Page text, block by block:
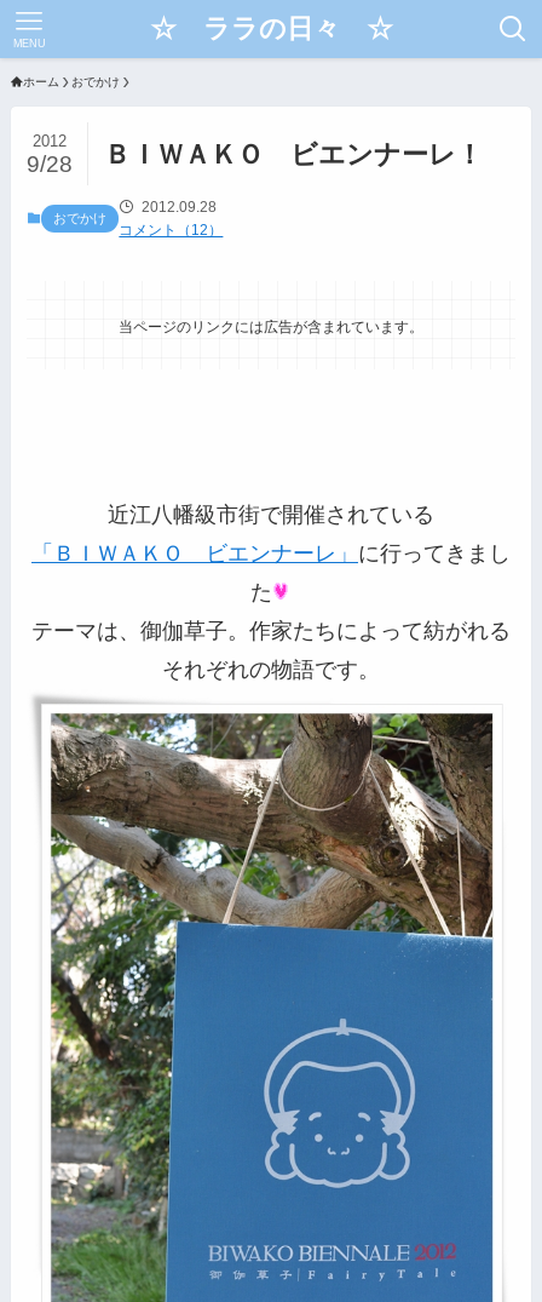
☆ ララの日々 ☆
MENU
ホーム おでかけ
ＢＩＷＡＫＯ ビエンナーレ！
2012
9/28
おでかけ
2012.09.28
コメント（12）
当ページのリンクには広告が含まれています。
近江八幡級市街で開催されている
「ＢＩＷＡＫＯ ビエンナーレ」 に行ってきまし
た
テーマは、御伽草子。作家たちによって紡がれる
それぞれの物語です。